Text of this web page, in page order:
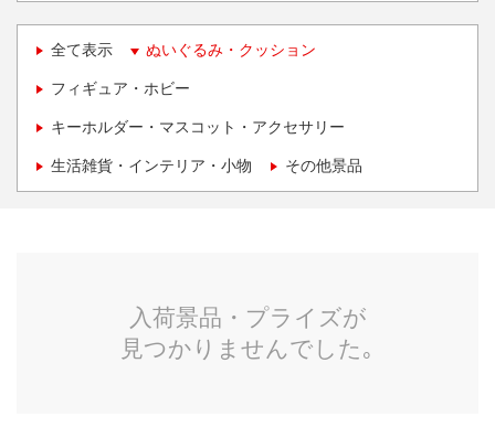
全て表示 ぬいぐるみ・クッション
フィギュア・ホビー
キーホルダー・マスコット・アクセサリー
生活雑貨・インテリア・小物 その他景品